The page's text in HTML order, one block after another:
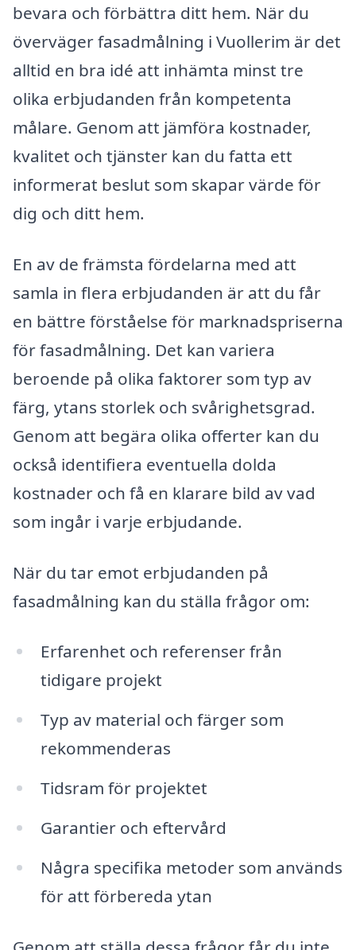
bevara och förbättra ditt hem. När du
överväger fasadmålning i Vuollerim är det
alltid en bra idé att inhämta minst tre
olika erbjudanden från kompetenta
målare. Genom att jämföra kostnader,
kvalitet och tjänster kan du fatta ett
informerat beslut som skapar värde för
dig och ditt hem.
En av de främsta fördelarna med att
samla in flera erbjudanden är att du får
en bättre förståelse för marknadspriserna
för fasadmålning. Det kan variera
beroende på olika faktorer som typ av
färg, ytans storlek och svårighetsgrad.
Genom att begära olika offerter kan du
också identifiera eventuella dolda
kostnader och få en klarare bild av vad
som ingår i varje erbjudande.
När du tar emot erbjudanden på
fasadmålning kan du ställa frågor om:
Erfarenhet och referenser från
tidigare projekt
Typ av material och färger som
rekommenderas
Tidsram för projektet
Garantier och eftervård
Några specifika metoder som används
för att förbereda ytan